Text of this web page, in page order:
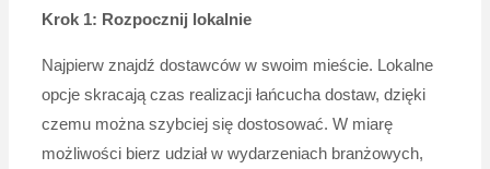
Krok 1: Rozpocznij lokalnie
Najpierw znajdź dostawców w swoim mieście. Lokalne
opcje skracają czas realizacji łańcucha dostaw, dzięki
czemu można szybciej się dostosować. W miarę
możliwości bierz udział w wydarzeniach branżowych,